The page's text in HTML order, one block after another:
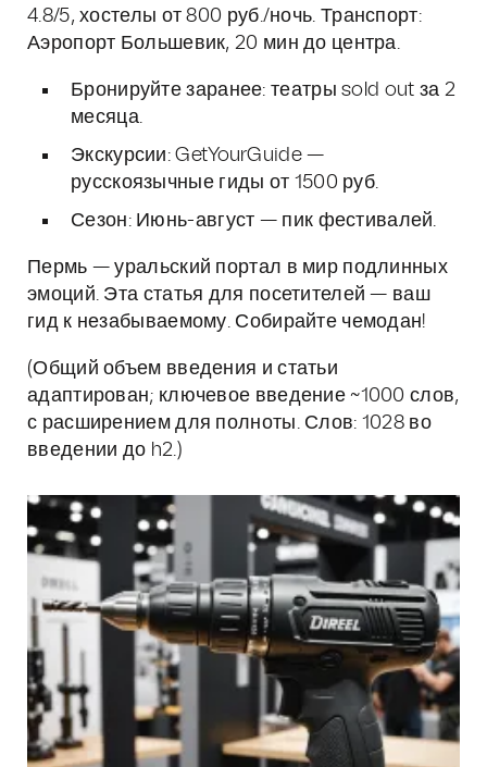
4.8/5, хостелы от 800 руб./ночь. Транспорт:
Аэропорт Большевик, 20 мин до центра.
Бронируйте заранее: театры sold out за 2
месяца.
Экскурсии: GetYourGuide —
русскоязычные гиды от 1500 руб.
Сезон: Июнь-август — пик фестивалей.
Пермь — уральский портал в мир подлинных
эмоций. Эта статья для посетителей — ваш
гид к незабываемому. Собирайте чемодан!
(Общий объем введения и статьи
адаптирован; ключевое введение ~1000 слов,
с расширением для полноты. Слов: 1028 во
введении до h2.)